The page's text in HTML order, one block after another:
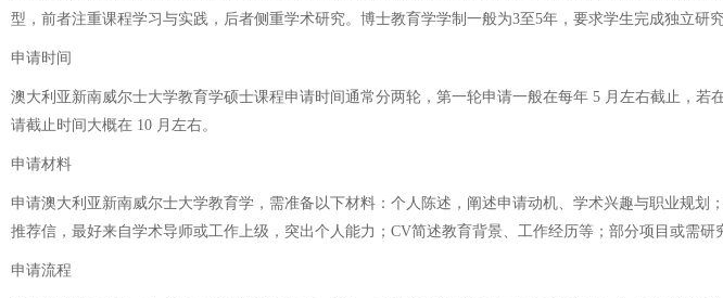
型，前者注重课程学习与实践，后者侧重学术研究。博士教育学学制一般为3至5年，要求学生完成独立研
申请时间
澳大利亚新南威尔士大学教育学硕士课程申请时间通常分两轮，第一轮申请一般在每年 5 月左右截止，
请截止时间大概在 10 月左右。
申请材料
申请澳大利亚新南威尔士大学教育学，需准备以下材料：个人陈述，阐述申请动机、学术兴趣与职业规
推荐信，最好来自学术导师或工作上级，突出个人能力；CV简述教育背景、工作经历等；部分项目或需
申请流程